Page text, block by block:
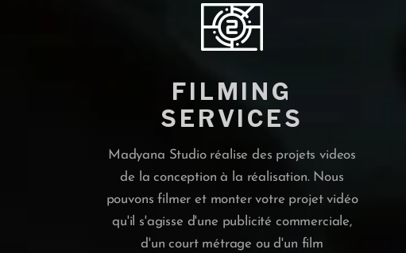
FILMING
SERVICES
Madyana Studio réalise des projets videos
de la conception à la réalisation. Nous
pouvons filmer et monter votre projet vidéo
qu'il s'agisse d'une publicité commerciale,
d'un court métrage ou d'un film